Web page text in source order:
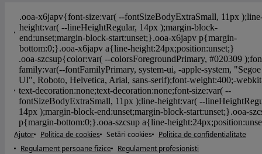
Ajutor Politica de cookies Setări cookies
Politica de confidentialitate
Regulament persoane fizice
Regulament profesionisti